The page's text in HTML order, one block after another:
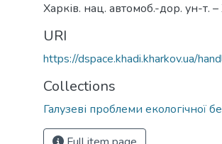
Харків. нац. автомоб.-дор. ун-т.
URI
https://dspace.khadi.kharkov.ua/
Collections
Галузеві проблеми екологічної